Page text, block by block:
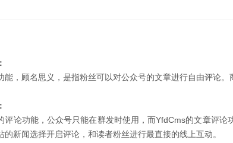
能，顾名思义，是指粉丝可以对公众号的文章进行自由评论
评论功能，公众号只能在群发时使用，而YfdCms的文章评
的新闻选择开启评论，和读者粉丝进行最直接的线上互动。